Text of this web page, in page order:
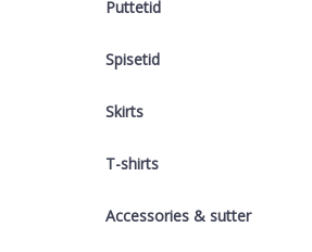
Puttetid
Spisetid
Skirts
T-shirts
Accessories & sutter